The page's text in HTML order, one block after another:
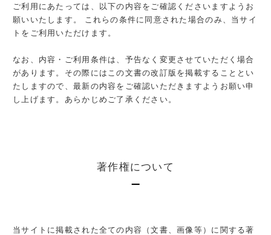
ご利用にあたっては、以下の内容をご確認くださいますようお
願いいたします。 これらの条件に同意された場合のみ、当サイ
トをご利用いただけます。
なお、内容・ご利用条件は、予告なく変更させていただく場合
があります。その際にはこの文書の改訂版を掲載することとい
たしますので、最新の内容をご確認いただきますようお願い申
し上げます。あらかじめご了承ください。
著作権について
当サイトに掲載された全ての内容（文書、画像等）に関する著